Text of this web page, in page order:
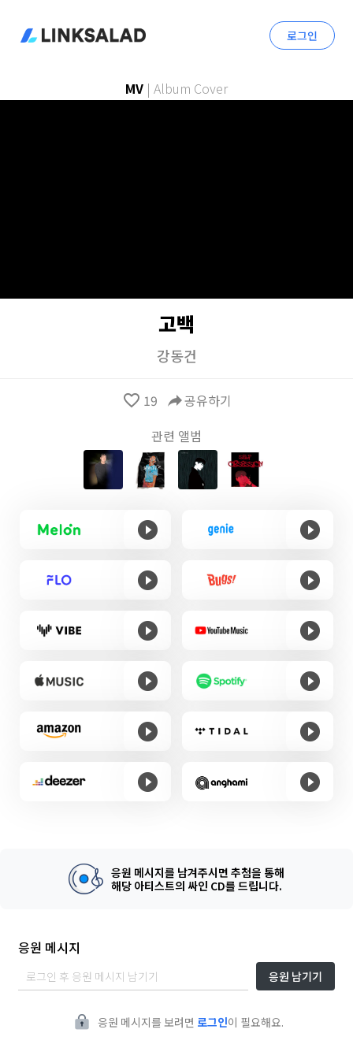
로그인
MV | Album Cover
고백
강동건
favorite_border 19 reply공유하기
관련 앨범
응원 메시지를 남겨주시면 추첨을 통해
해당 아티스트의 싸인 CD를 드립니다.
응원 메시지
응원 남기기
응원 메시지를 보려면 로그인이 필요해요.